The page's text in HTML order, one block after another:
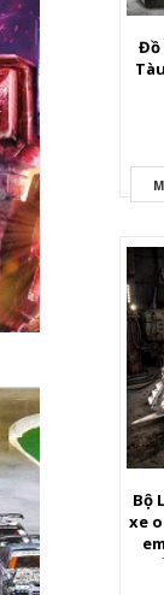
Đồ
Bộ
xe